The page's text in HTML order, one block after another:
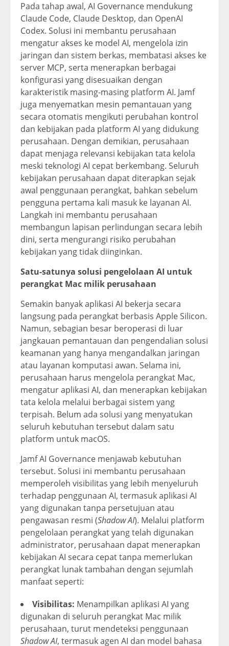
Pada tahap awal, AI Governance mendukung
Claude Code, Claude Desktop, dan OpenAI
Codex. Solusi ini membantu perusahaan
mengatur akses ke model AI, mengelola izin
jaringan dan sistem berkas, membatasi akses ke
server MCP, serta menerapkan berbagai
konfigurasi yang disesuaikan dengan
karakteristik masing-masing platform AI. Jamf
juga menyematkan mesin pemantauan yang
secara otomatis mengikuti perubahan kontrol
dan kebijakan pada platform AI yang didukung
perusahaan. Dengan demikian, perusahaan
dapat menjaga relevansi kebijakan tata kelola
meski teknologi AI cepat berkembang. Seluruh
kebijakan perusahaan dapat diterapkan sejak
awal penggunaan perangkat, bahkan sebelum
pengguna pertama kali masuk ke layanan AI.
Langkah ini membantu perusahaan
membangun lapisan perlindungan secara lebih
dini, serta mengurangi risiko perubahan
kebijakan yang tidak diinginkan.
Satu-satunya solusi pengelolaan AI untuk
perangkat Mac milik perusahaan
Semakin banyak aplikasi AI bekerja secara
langsung pada perangkat berbasis Apple Silicon.
Namun, sebagian besar beroperasi di luar
jangkauan pemantauan dan pengendalian solusi
keamanan yang hanya mengandalkan jaringan
atau layanan komputasi awan. Selama ini,
perusahaan harus mengelola perangkat Mac,
mengatur aplikasi AI, dan menerapkan kebijakan
tata kelola melalui berbagai sistem yang
terpisah. Belum ada solusi yang menyatukan
seluruh kebutuhan tersebut dalam satu
platform untuk macOS.
Jamf AI Governance menjawab kebutuhan
tersebut. Solusi ini membantu perusahaan
memperoleh visibilitas yang lebih menyeluruh
terhadap penggunaan AI, termasuk aplikasi AI
yang digunakan tanpa persetujuan atau
pengawasan resmi (Shadow AI). Melalui platform
pengelolaan perangkat yang telah digunakan
administrator, perusahaan dapat menerapkan
kebijakan AI secara cepat tanpa memerlukan
perangkat lunak tambahan dengan sejumlah
manfaat seperti:
Visibilitas: Menampilkan aplikasi AI yang
digunakan di seluruh perangkat Mac milik
perusahaan, turut mendeteksi penggunaan
Shadow AI, termasuk agen AI dan model bahasa